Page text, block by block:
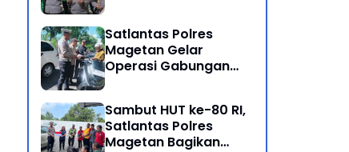
Rasa di Jakarta
Satlantas Polres
Magetan Gelar
Operasi Gabungan
Sambut HUT ke-80 RI,
Satlantas Polres
Magetan Bagikan